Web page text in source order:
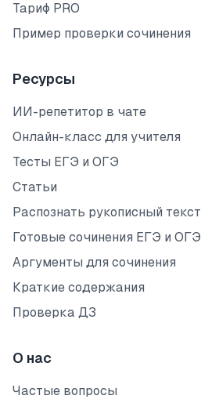
Тариф PRO
Пример проверки сочинения
Ресурсы
ИИ-репетитор в чате
Онлайн-класс для учителя
Тесты ЕГЭ и ОГЭ
Статьи
Распознать рукописный текст
Готовые сочинения ЕГЭ и ОГЭ
Аргументы для сочинения
Краткие содержания
Проверка ДЗ
О нас
Частые вопросы